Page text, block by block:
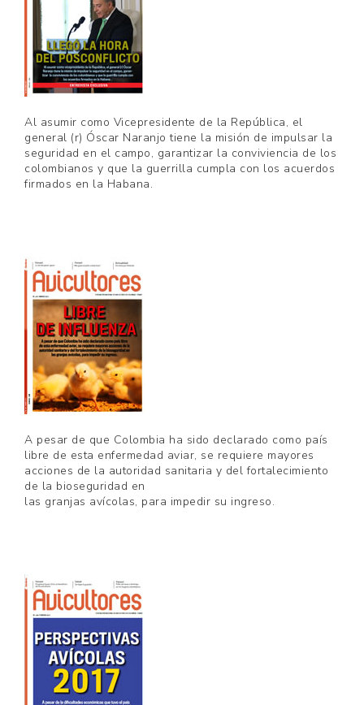
Al asumir como Vicepresidente de la República, el
general (r) Óscar Naranjo tiene la misión de impulsar la
seguridad en el campo, garantizar la conviviencia de los
colombianos y que la guerrilla cumpla con los acuerdos
firmados en la Habana.
A pesar de que Colombia ha sido declarado como país
libre de esta enfermedad aviar, se requiere mayores
acciones de la autoridad sanitaria y del fortalecimiento
de la bioseguridad en
las granjas avícolas, para impedir su ingreso.